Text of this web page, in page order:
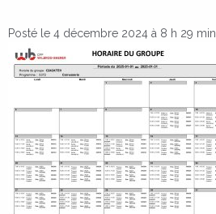
Posté le 4 décembre 2024 à 8 h 29 min.